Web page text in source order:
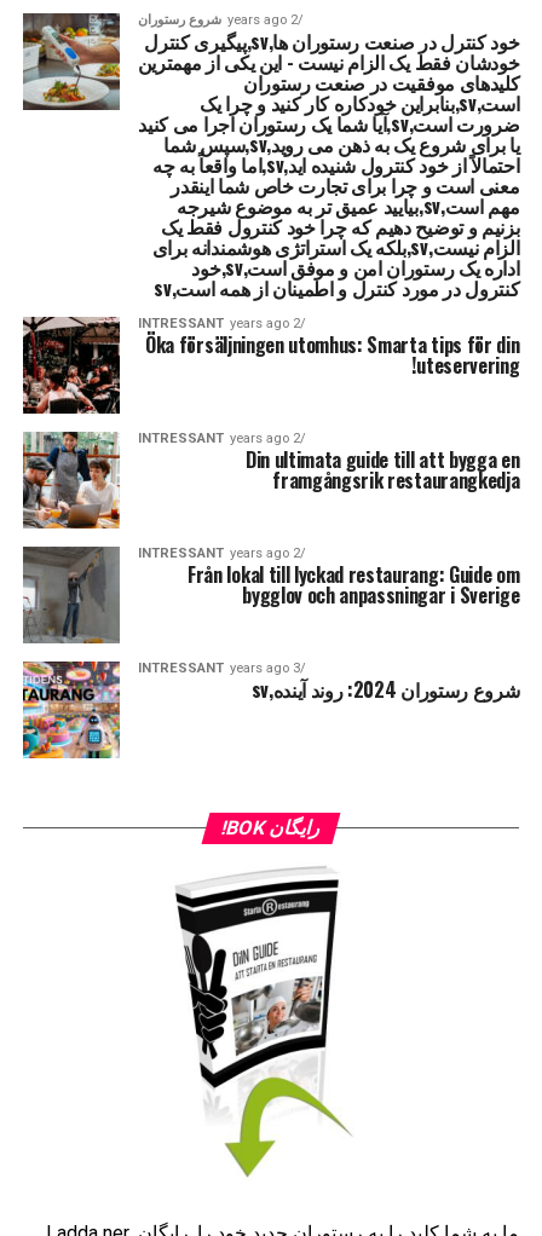
شروع رستوران 2 years ago
خود کنترل در صنعت رستوران ها,sv,پیگیری کنترل
خودشان فقط یک الزام نیست - این یکی از مهمترین
کلیدهای موفقیت در صنعت رستوران
است,sv,بنابراین خودکاره کار کنید و چرا یک
ضرورت است,sv,آیا شما یک رستوران اجرا می کنید
یا برای شروع یک به ذهن می روید,sv,سپس شما
احتمالاً از خود کنترول شنیده اید,sv,اما واقعاً به چه
معنی است و چرا برای تجارت خاص شما اینقدر
مهم است,sv,بیایید عمیق تر به موضوع شیرجه
بزنیم و توضیح دهیم که چرا خود کنترول فقط یک
الزام نیست,sv,بلکه یک استراتژی هوشمندانه برای
اداره یک رستوران امن و موفق است,sv,خود
کنترول در مورد کنترل و اطمینان از همه است,sv
INTRESSANT 2 years ago
Öka försäljningen utomhus: Smarta tips för din
uteservering!
INTRESSANT 2 years ago
Din ultimata guide till att bygga en
framgångsrik restaurangkedja
INTRESSANT 2 years ago
Från lokal till lyckad restaurang: Guide om
bygglov och anpassningar i Sverige
INTRESSANT 3 years ago
شروع رستوران 2024: روند آینده,sv
رایگان BOK!